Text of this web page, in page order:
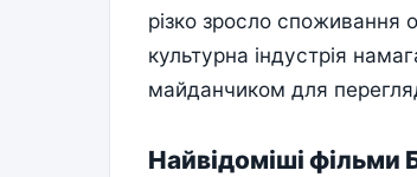
різко зросло споживання
культурна індустрія
майданчиком для
Найвідоміші